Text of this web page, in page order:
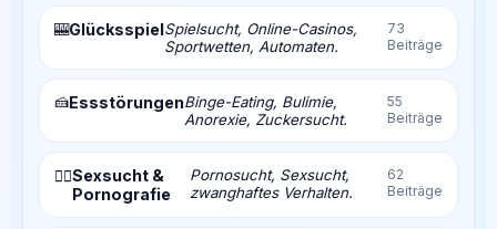
🎰GlücksspielSpielsucht, Online-Casinos,
Sportwetten, Automaten.
73
Beiträge
🍰EssstörungenBinge-Eating, Bulimie,
Anorexie, Zuckersucht.
55
Beiträge
❤️‍🔥Sexsucht &
Pornografie
Pornosucht, Sexsucht,
zwanghaftes Verhalten.
62
Beiträge